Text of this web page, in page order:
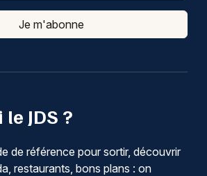
JDS ?
de référence pour sortir, découvrir
restaurants, bons plans : on
Je m'abonne